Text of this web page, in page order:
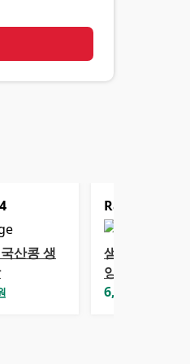
4
산콩 생
Rank
샘표 청국장찌개
양념
6,120